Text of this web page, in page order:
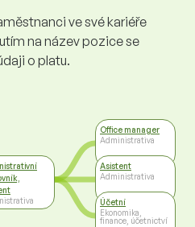
ve své kariéře
na název pozice se
o platu.
Office manager
Administrativa
Asistent
Administrativa
Účetní
Ekonomika,
finance, účetnictví